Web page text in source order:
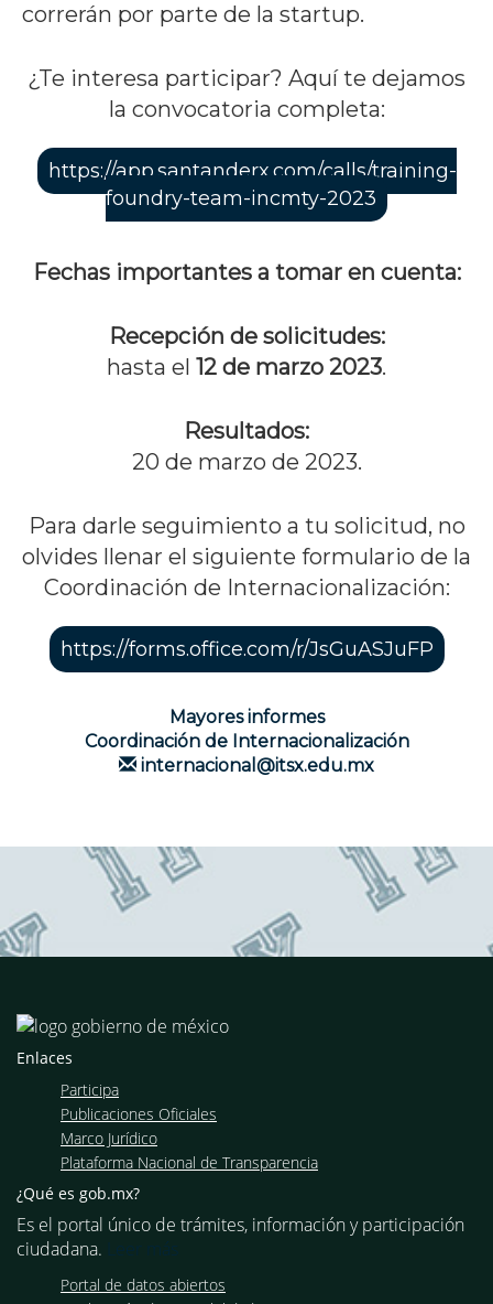
correrán por parte de la startup.
¿Te interesa participar? Aquí te dejamos
la convocatoria completa:
https://app.santanderx.com/calls/training-
foundry-team-incmty-2023
Fechas importantes a tomar en cuenta:
Recepción de solicitudes:
hasta el 12 de marzo 2023.
Resultados:
20 de marzo de 2023.
Para darle seguimiento a tu solicitud, no
olvides llenar el siguiente formulario de la
Coordinación de Internacionalización:
https://forms.office.com/r/JsGuASJuFP
Mayores informes
Coordinación de Internacionalización
internacional@itsx.edu.mx
Enlaces
Participa
Publicaciones Oficiales
Marco Jurídico
Plataforma Nacional de Transparencia
¿Qué es gob.mx?
Es el portal único de trámites, información y participación
ciudadana. Leer más
Portal de datos abiertos